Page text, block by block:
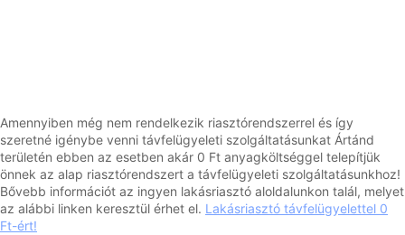
Amennyiben még nem rendelkezik riasztórendszerrel és így
szeretné igénybe venni távfelügyeleti szolgáltatásunkat Ártánd
területén ebben az esetben akár 0 Ft anyagköltséggel telepítjük
önnek az alap riasztórendszert a távfelügyeleti szolgáltatásunkhoz!
Bővebb információt az ingyen lakásriasztó aloldalunkon talál, melyet
az alábbi linken keresztül érhet el. Lakásriasztó távfelügyelettel 0
Ft-ért!